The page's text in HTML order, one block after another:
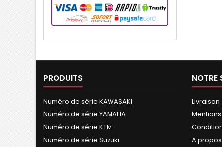
PRODUITS
Numéro de série KAWASAKI
Numéro de série YAMAHA
Numéro de série KTM
Numéro de série Suzuki
NOTRE
Livraison
A propos